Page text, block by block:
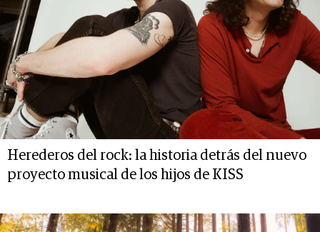
Herederos del rock: la historia detrás del nuevo
proyecto musical de los hijos de KISS